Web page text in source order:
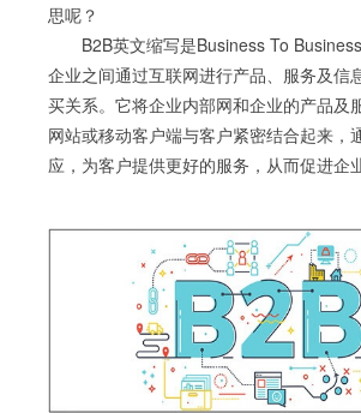
思呢？
B2B英文缩写是Business To
企业之间通过互联网进行产品、服务及信
买关系。它将企业内部网和企业的产品及
网站或移动客户端与客户紧密结合起来，
应，为客户提供更好的服务，从而促进企